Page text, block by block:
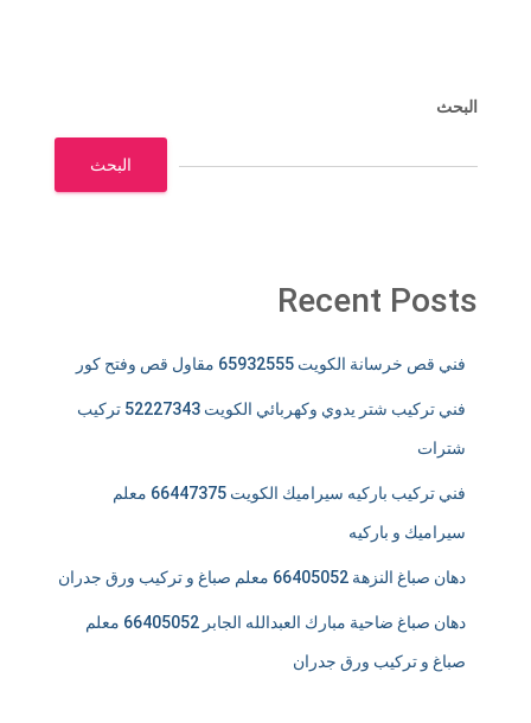
البحث
البحث
Recent Posts
فني قص خرسانة الكويت 65932555 مقاول قص وفتح كور
فني تركيب شتر يدوي وكهربائي الكويت 52227343 تركيب
شترات
فني تركيب باركيه سيراميك الكويت 66447375 معلم
سيراميك و باركيه
دهان صباغ النزهة 66405052 معلم صباغ و تركيب ورق جدران
دهان صباغ ضاحية مبارك العبدالله الجابر 66405052 معلم
صباغ و تركيب ورق جدران